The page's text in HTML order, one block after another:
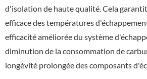
d'isolation de haute qualité. Cela
efficace des températures
efficacité améliorée du système
diminution de la consommation de
longévité prolongée des composants